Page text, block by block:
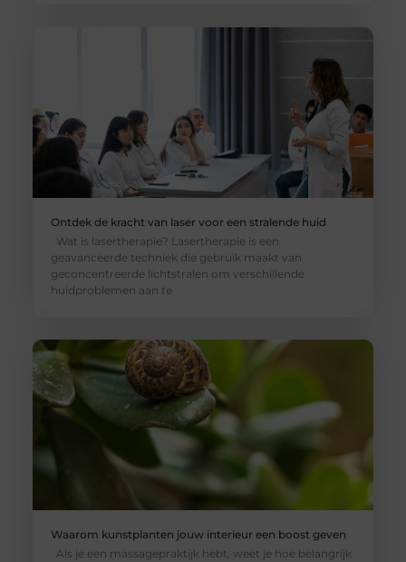
Ontdek de kracht van laser voor een stralende huid
Wat is lasertherapie? Lasertherapie is een
geavanceerde techniek die gebruik maakt van
geconcentreerde lichtstralen om verschillende
huidproblemen aan te
Waarom kunstplanten jouw interieur een boost geven
Als je een massagepraktijk hebt, weet je hoe belangrijk